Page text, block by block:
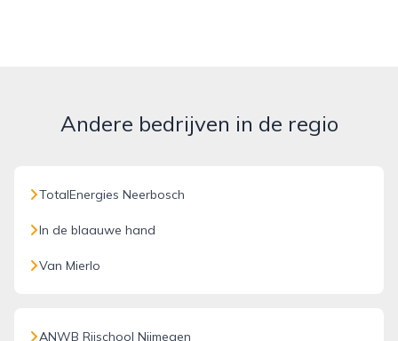
Andere bedrijven in de regio
TotalEnergies Neerbosch
In de blaauwe hand
Van Mierlo
ANWB Rijschool Nijmegen